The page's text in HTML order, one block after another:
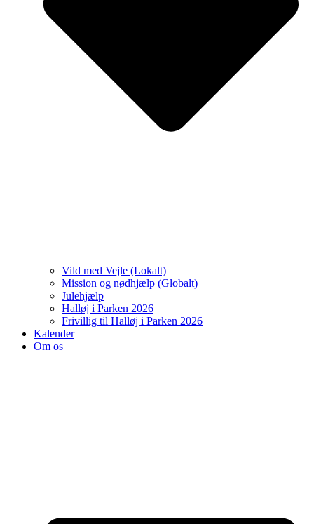
Vild med Vejle (Lokalt)
Mission og nødhjælp (Globalt)
Julehjælp
Halløj i Parken 2026
Frivillig til Halløj i Parken 2026
Kalender
Om os